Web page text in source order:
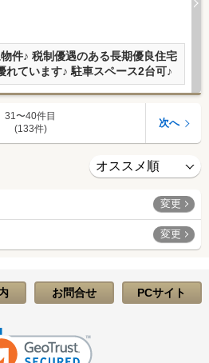
件♪ 税制優遇のある長期優良住宅
れています♪ 駐車スペース2台可♪
31〜40件目
(133件)
次へ
変更
変更
お問合せ PCサイト